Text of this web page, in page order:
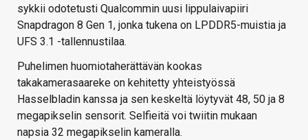
sykkii odotetusti Qualcommin uusi lippulaivapiiri
Snapdragon 8 Gen 1, jonka tukena on LPDDR5-muistia ja
UFS 3.1 -tallennustilaa.
Puhelimen huomiotaherättävän kookas
takakamerasaareke on kehitetty yhteistyössä
Hasselbladin kanssa ja sen keskeltä löytyvät 48, 50 ja 8
megapikselin sensorit. Selfieitä voi twiitin mukaan
napsia 32 megapikselin kameralla.